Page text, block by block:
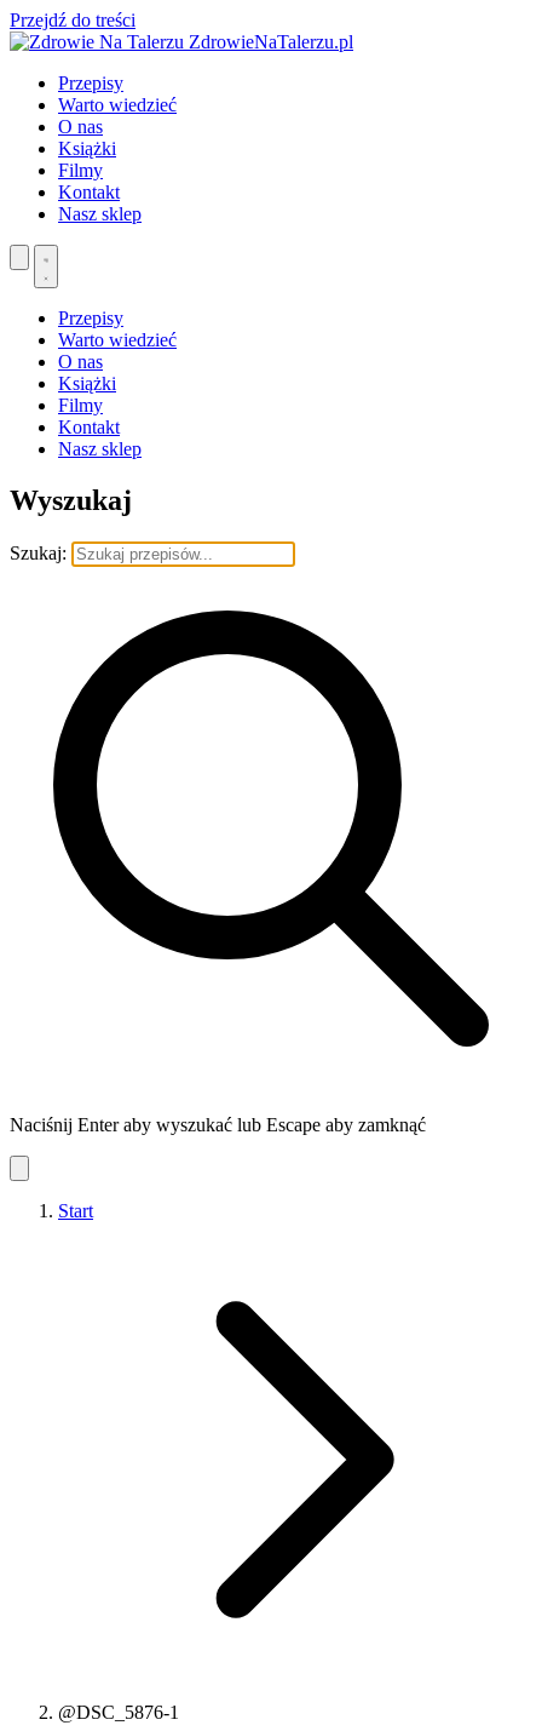
Przejdź do treści
ZdrowieNaTalerzu.pl
Przepisy
Warto wiedzieć
O nas
Książki
Filmy
Kontakt
Nasz sklep
Przepisy
Warto wiedzieć
O nas
Książki
Filmy
Kontakt
Nasz sklep
Wyszukaj
Szukaj:
Naciśnij Enter aby wyszukać lub Escape aby zamknąć
Start
@DSC_5876-1